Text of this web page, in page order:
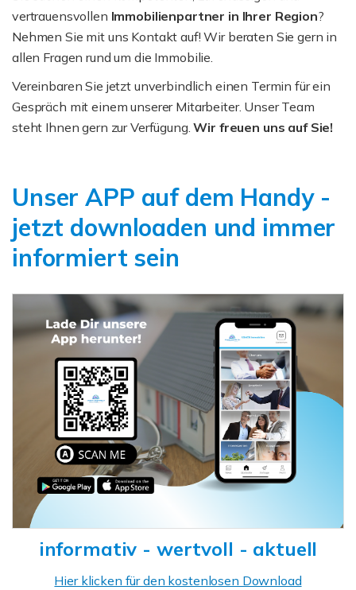
vertrauensvollen Immobilienpartner in Ihrer Region?
Nehmen Sie mit uns Kontakt auf! Wir beraten Sie gern in
allen Fragen rund um die Immobilie.
Vereinbaren Sie jetzt unverbindlich einen Termin für ein
Gespräch mit einem unserer Mitarbeiter. Unser Team
steht Ihnen gern zur Verfügung.Wir freuen uns auf Sie!
Unser APP auf dem Handy -
jetzt downloaden und immer
informiert sein
informativ - wertvoll - aktuell
Hier klicken für den kostenlosen Download